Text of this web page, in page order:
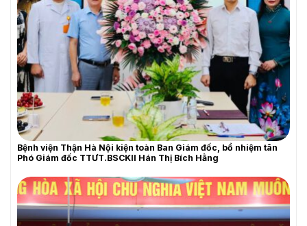
THƯ MỜI BÁO GIÁ
Bệnh viện Thận Hà Nội kiện toàn Ban Giám đốc, bổ nhiệm tân
Phó Giám đốc TTƯT.BSCKII Hán Thị Bích Hằng